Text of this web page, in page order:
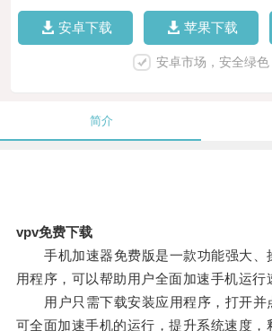
安卓下载 苹果下载
安卓市场，安全绿色
简介
vpv免费下载
手机加速器免费版是一款功能强大、
用程序，可以帮助用户全面加速手机运行
用户只需下载安装应用程序，打开并
可全面加速手机的运行，提升系统速度，